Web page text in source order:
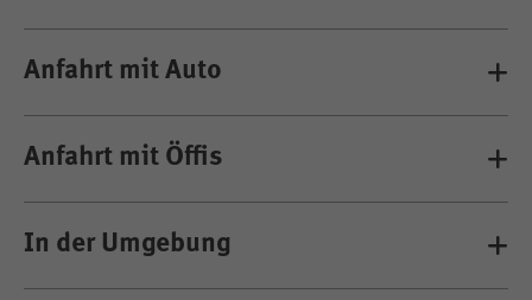
Anfahrt mit Auto
Anfahrt mit Öffis
In der Umgebung